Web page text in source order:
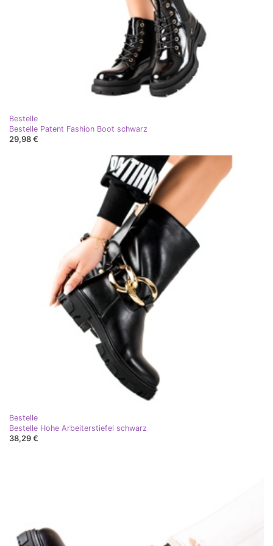
Bestelle
Bestelle Patent Fashion Boot schwarz
29,98 €
Bestelle
Bestelle Hohe Arbeiterstiefel schwarz
38,29 €